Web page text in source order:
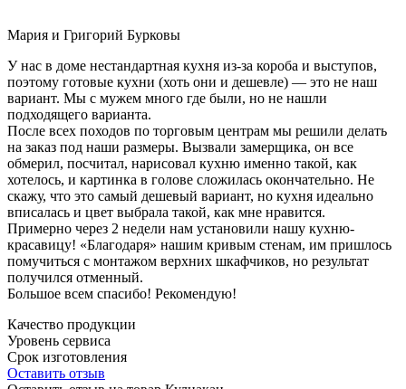
Мария и Григорий Бурковы
У нас в доме нестандартная кухня из-за короба и выступов,
поэтому готовые кухни (хоть они и дешевле) — это не наш
вариант. Мы с мужем много где были, но не нашли
подходящего варианта.
После всех походов по торговым центрам мы решили делать
на заказ под наши размеры. Вызвали замерщика, он все
обмерил, посчитал, нарисовал кухню именно такой, как
хотелось, и картинка в голове сложилась окончательно. Не
скажу, что это самый дешевый вариант, но кухня идеально
вписалась и цвет выбрала такой, как мне нравится.
Примерно через 2 недели нам установили нашу кухню-
красавицу! «Благодаря» нашим кривым стенам, им пришлось
помучиться с монтажом верхних шкафчиков, но результат
получился отменный.
Большое всем спасибо! Рекомендую!
Качество продукции
Уровень сервиса
Срок изготовления
Оставить отзыв